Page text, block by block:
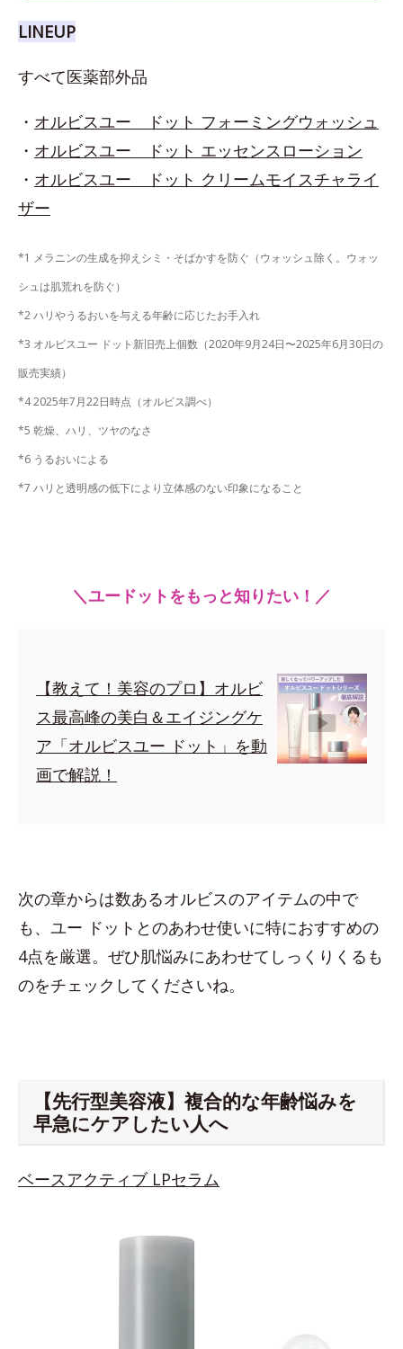
LINEUP
すべて医薬部外品
・ オルビスユー ドット フォーミングウォッシュ
・ オルビスユー ドット エッセンスローション
・ オルビスユー ドット クリームモイスチャライ
ザー
*1 メラニンの生成を抑えシミ・そばかすを防ぐ（ウォッシュ除く。ウォッ
シュは肌荒れを防ぐ）
*2 ハリやうるおいを与える年齢に応じたお手入れ
*3 オルビスユー ドット新旧売上個数（2020年9月24日〜2025年6月30日の
販売実績）
*4 2025年7月22日時点（オルビス調べ）
*5 乾燥、ハリ、ツヤのなさ
*6 うるおいによる
*7 ハリと透明感の低下により立体感のない印象になること
＼ユードットをもっと知りたい！／
【教えて！美容のプロ】オルビ
ス最高峰の美白＆エイジングケ
ア「オルビスユー ドット」を動
画で解説！
次の章からは数あるオルビスのアイテムの中で
も、ユー ドットとのあわせ使いに特におすすめの
4点を厳選。ぜひ肌悩みにあわせてしっくりくるも
のをチェックしてくださいね。
【先行型美容液】複合的な年齢悩みを
早急にケアしたい人へ
ベースアクティブ LPセラム